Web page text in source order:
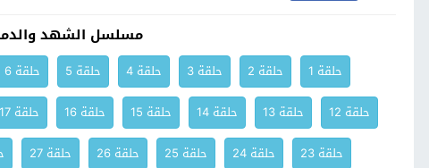
مسلسل الشهد
حلقة 1 حلقة 2 حلقة 3 حلقة 4 حلقة 5 حلقة 6
حلقة 12
حلقة 13 حلقة 14 حلقة 15 حلقة 16 حلقة 17
حلقة 23
حلقة 24 حلقة 25 حلقة 26 حلقة 27